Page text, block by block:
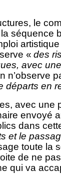
le
séquence
« des
avec
n’observe
départs en
avec une
envoyé
dans
et le
toute la
de ne pas
qui va